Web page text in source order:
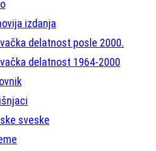
izdanja
delatnost posle 2000.
delatnost 1964-2000
sveske